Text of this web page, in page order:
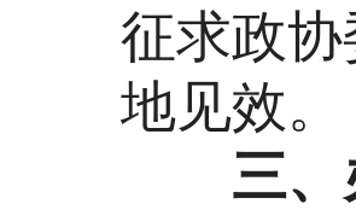
征求政
地见效。
三